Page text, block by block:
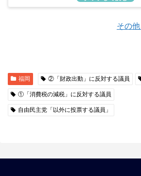
その
福岡 ②「財政出動」に反対する議員
①「消費税の減税」に反対する議員
自由民主党「以外に投票する議員」